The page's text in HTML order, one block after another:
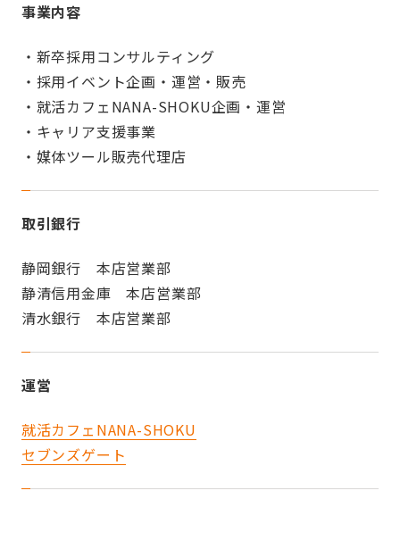
事業内容
・新卒採用コンサルティング
・採用イベント企画・運営・販売
・就活カフェNANA-SHOKU企画・運営
・キャリア支援事業
・媒体ツール販売代理店
取引銀行
静岡銀行 本店営業部
静清信用金庫 本店営業部
清水銀行 本店営業部
運営
就活カフェNANA-SHOKU
セブンズゲート